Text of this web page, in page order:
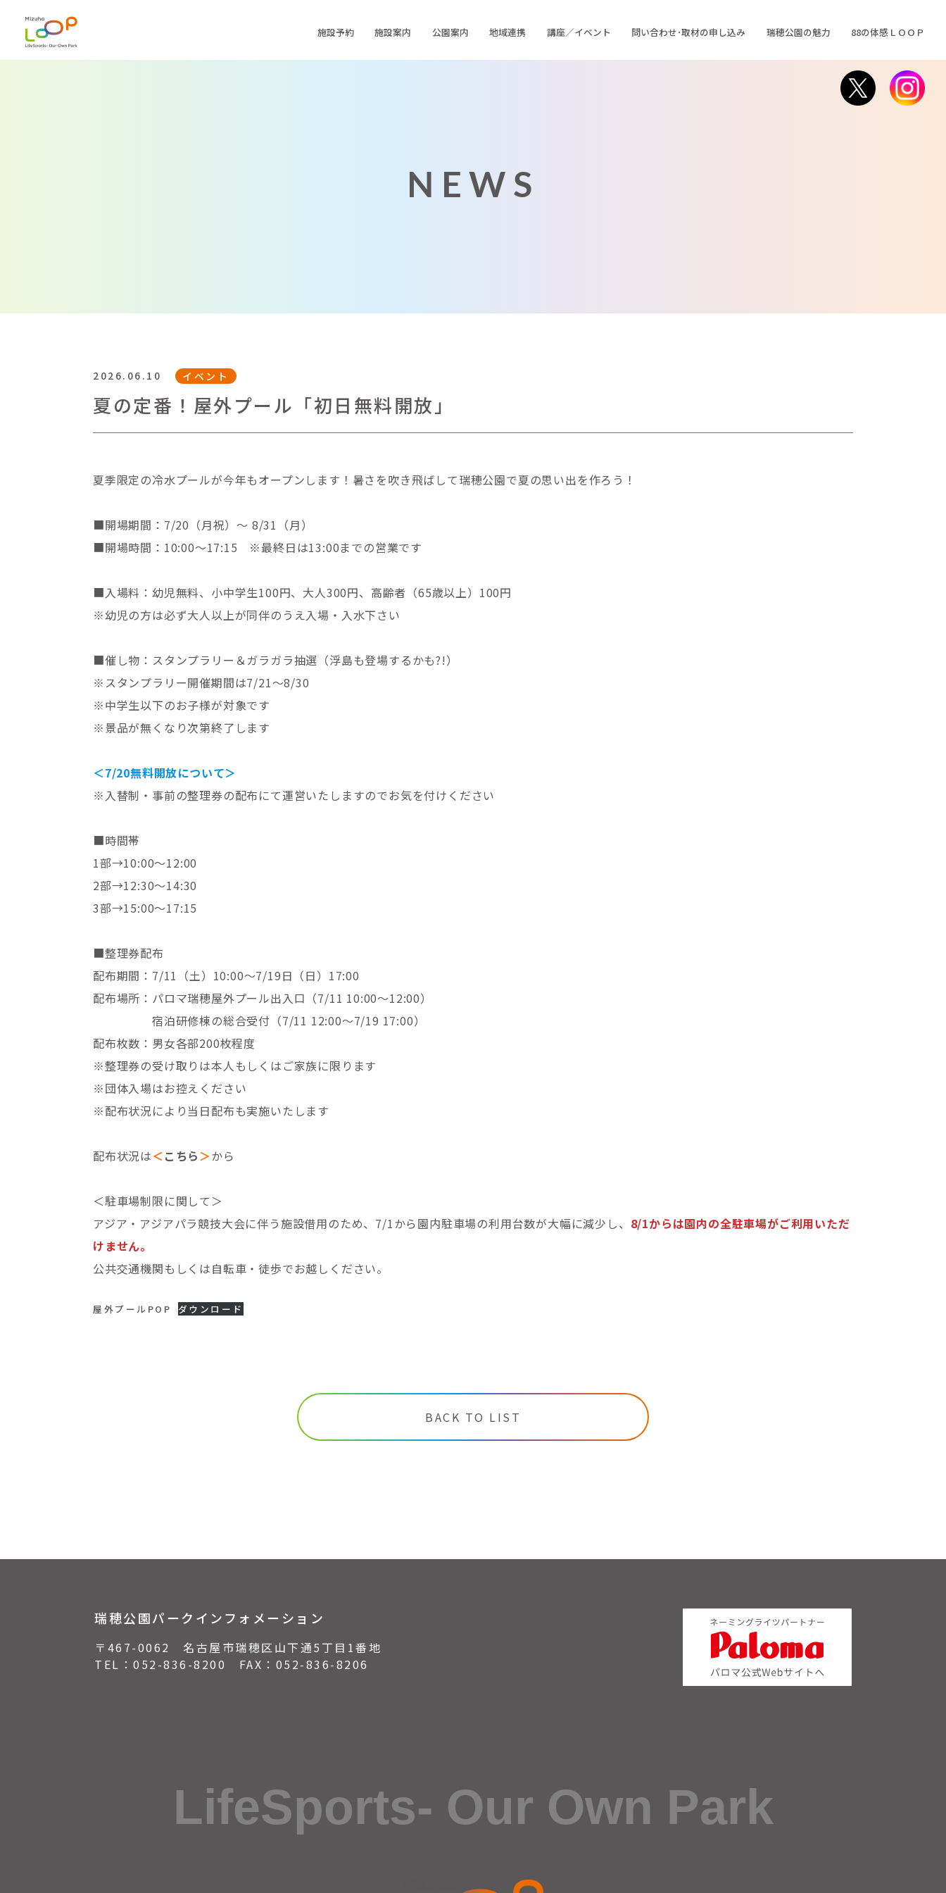
施設予約 施設案内 公園案内 地域連携 講座／イベント 問い合わせ･取材の申し込み 瑞穂公園の魅力 88の体感ＬＯＯＰ
NEWS
2026.06.10 イベント
夏の定番！屋外プール「初日無料開放」
夏季限定の冷水プールが今年もオープンします！暑さを吹き飛ばして瑞穂公園で夏の思い出を作ろう！
■開場期間：7/20（月祝）～ 8/31（月）
■開場時間：10:00～17:15 ※最終日は13:00までの営業です
■入場料：幼児無料、小中学生100円、大人300円、高齢者（65歳以上）100円
※幼児の方は必ず大人以上が同伴のうえ入場・入水下さい
■催し物：スタンプラリー＆ガラガラ抽選（浮島も登場するかも?!）
※スタンプラリー開催期間は7/21～8/30
※中学生以下のお子様が対象です
※景品が無くなり次第終了します
＜7/20無料開放について＞
※入替制・事前の整理券の配布にて運営いたしますのでお気を付けください
■時間帯
1部→10:00～12:00
2部→12:30～14:30
3部→15:00～17:15
■整理券配布
配布期間：7/11（土）10:00～7/19日（日）17:00
配布場所：パロマ瑞穂屋外プール出入口（7/11 10:00～12:00）
宿泊研修棟の総合受付（7/11 12:00～7/19 17:00）
配布枚数：男女各部200枚程度
※整理券の受け取りは本人もしくはご家族に限ります
※団体入場はお控えください
※配布状況により当日配布も実施いたします
配布状況は＜ こちら ＞から
＜駐車場制限に関して＞
アジア・アジアパラ競技大会に伴う施設借用のため、7/1から園内駐車場の利用台数が大幅に減少し、 8/1からは園内の全駐車場がご利用いただ
けません。
公共交通機関もしくは自転車・徒歩でお越しください。
屋外プールPOP ダウンロード
BACK TO LIST
瑞穂公園パークインフォメーション
〒467-0062 名古屋市瑞穂区山下通5丁目1番地
TEL： 052-836-8200 FAX：052-836-8206
LifeSports- Our Own Park